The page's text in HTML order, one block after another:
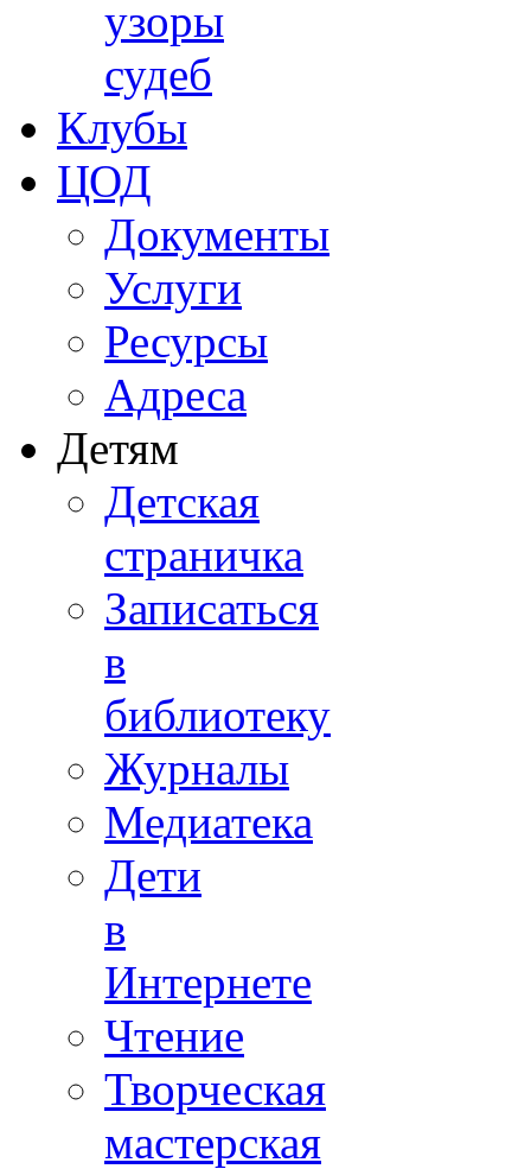
узоры
судеб
Клубы
ЦОД
Документы
Услуги
Ресурсы
Адреса
Детям
Детская
страничка
Записаться
в
библиотеку
Журналы
Медиатека
Дети
в
Интернете
Чтение
Творческая
мастерская